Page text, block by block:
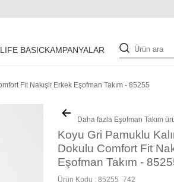
BASICKAMPANYALAR
Fit Nakışlı Erkek Eşofman Takım - 85255
Daha fazla Eşofman Takım
Koyu Gri Pamuklu
Dokulu Comfort Fit
Eşofman Takım -
Ürün Kodu : 85255_742